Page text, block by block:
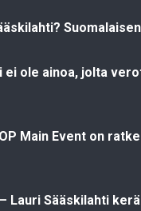
ei ole ainoa, jolta
Main Event on
– Lauri Sääskilahti